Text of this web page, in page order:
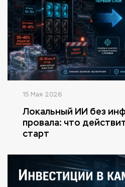
15 Мая 2026
Локальный ИИ без
провала: что
старт